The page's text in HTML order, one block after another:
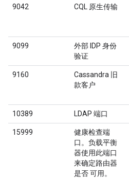
9042 CQL 原生传输
9099
外部 IDP 身份
验证
9160
Cassandra 旧
款客户
10389 LDAP 端口
15999
健康检查端
口。负载平衡
器使用此端口
来确定路由器
是否 可用。